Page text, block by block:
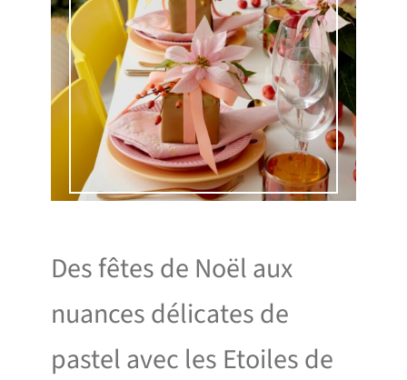
Des fêtes de Noël aux
nuances délicates de
pastel avec les Etoiles de